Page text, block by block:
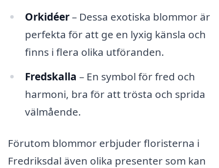
Orkidéer– Dessa exotiska blommor är
perfekta för att ge en lyxig känsla och
finns i flera olika utföranden.
Fredskalla – En symbol för fred och
harmoni, bra för att trösta och sprida
välmående.
Förutom blommor erbjuder floristerna i
Fredriksdal även olika presenter som kan